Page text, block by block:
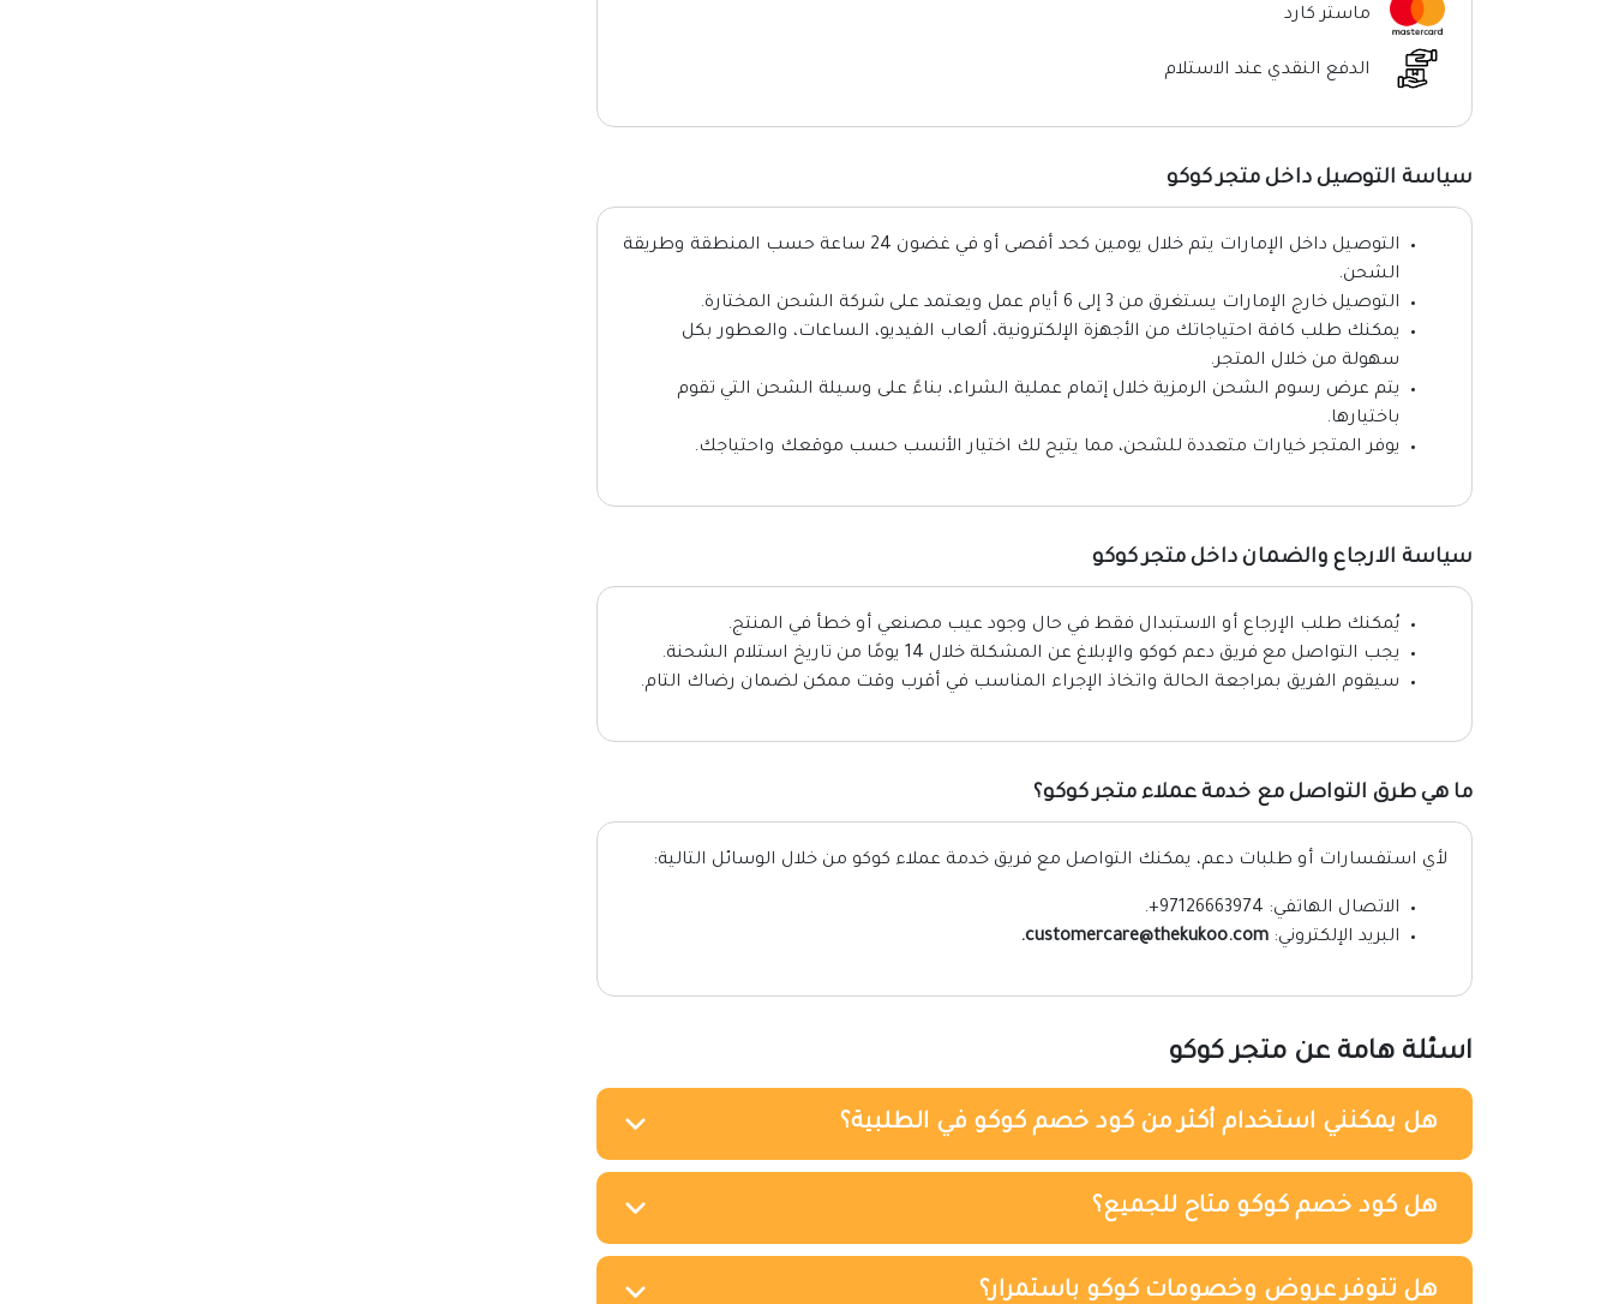
ماستر كارد
الدفع النقدي عند الاستلام
سياسة التوصيل داخل متجر كوكو
التوصيل داخل الإمارات يتم خلال يومين كحد أقصى أو في غضون 24 ساعة حسب المنطقة وطريقة
الشحن.
التوصيل خارج الإمارات يستغرق من 3 إلى 6 أيام عمل ويعتمد على شركة الشحن المختارة.
يمكنك طلب كافة احتياجاتك من الأجهزة الإلكترونية، ألعاب الفيديو، الساعات، والعطور بكل
سهولة من خلال المتجر.
يتم عرض رسوم الشحن الرمزية خلال إتمام عملية الشراء، بناءً على وسيلة الشحن التي تقوم
باختيارها.
يوفر المتجر خيارات متعددة للشحن، مما يتيح لك اختيار الأنسب حسب موقعك واحتياجك.
سياسة الارجاع والضمان داخل متجر كوكو
يُمكنك طلب الإرجاع أو الاستبدال فقط في حال وجود عيب مصنعي أو خطأ في المنتج.
يجب التواصل مع فريق دعم كوكو والإبلاغ عن المشكلة خلال 14 يومًا من تاريخ استلام الشحنة.
سيقوم الفريق بمراجعة الحالة واتخاذ الإجراء المناسب في أقرب وقت ممكن لضمان رضاك التام.
ما هي طرق التواصل مع خدمة عملاء متجر كوكو؟
لأي استفسارات أو طلبات دعم، يمكنك التواصل مع فريق خدمة عملاء كوكو من خلال الوسائل التالية:
الاتصال الهاتفي: 97126663974+.
البريد الإلكتروني: customercare@thekukoo.com.
اسئلة هامة عن متجر كوكو
هل يمكنني استخدام أكثر من كود خصم كوكو في الطلبية؟
هل كود خصم كوكو متاح للجميع؟
هل تتوفر عروض وخصومات كوكو باستمرار؟